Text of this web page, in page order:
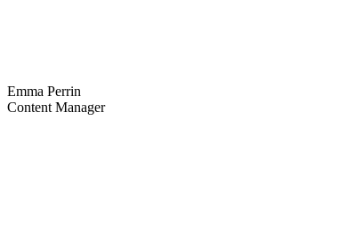
Emma Perrin
Content Manager